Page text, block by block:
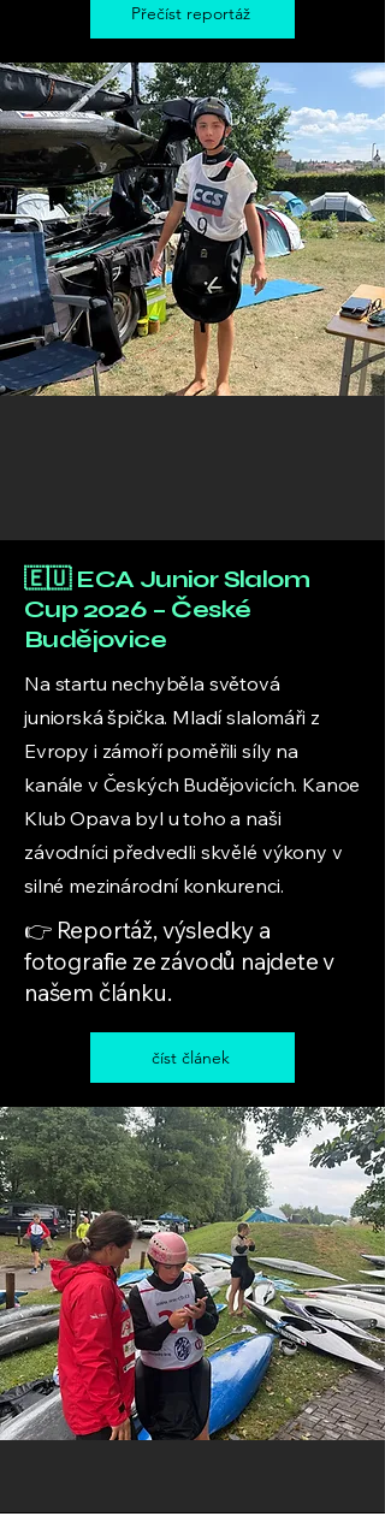
Přečíst reportáž
🇪🇺 ECA Junior Slalom
Cup 2026 – České
Budějovice
Na startu nechyběla světová
juniorská špička. Mladí slalomáři z
Evropy i zámoří poměřili síly na
kanále v Českých Budějovicích. Kanoe
Klub Opava byl u toho a naši
závodníci předvedli skvělé výkony v
silné mezinárodní konkurenci.
👉 Reportáž, výsledky a
fotografie ze závodů najdete v
našem článku.
číst článek